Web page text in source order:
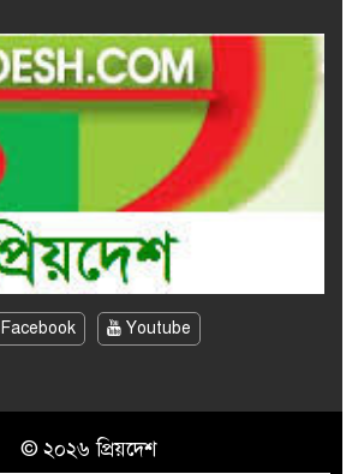
সকালেই সড়ক দুর্ঘটনায় দুই
জেলায় প্রাণ হারালেন ১৫ জন,
আহত ৩৪
বনানীতে নাশকতামূলক
কর্মকাণ্ডের অভিযোগে আটক ৭
নারায়ণগঞ্জে গ্যাস লিকেজ থেকে
বিস্ফোরণ, একই পরিবারের দগ্ধ
৩
Facebook Youtube
© ২০২৬ প্রিয়দেশ